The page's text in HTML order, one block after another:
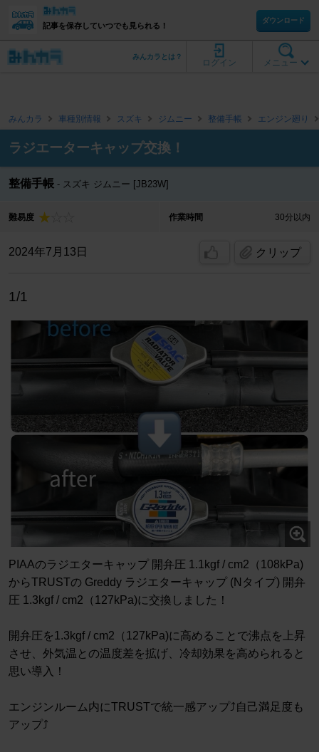
記事を保存していつでも見られる！
ダウンロード
メニュー
ログイン
みんカラとは？
みんカラ 車種別情報 スズキ ジムニー 整備手帳 エンジン廻り
ラジエーターキャップ交換！
整備手帳 スズキ ジムニー [JB23W]
難易度 作業時間 30分以内
2024年7月13日 クリップ
1/1
PIAAのラジエターキャップ 開弁圧 1.1kgf / cm2（108kPa)
からTRUSTの Greddy ラジエターキャップ (Nタイプ) 開弁
圧 1.3kgf / cm2（127kPa)に交換しました！
開弁圧を1.3kgf / cm2（127kPa)に高めることで沸点を上昇
させ、外気温との温度差を拡げ、冷却効果を高められると
思い導入！
エンジンルーム内にTRUSTで統一感アップ⤴︎自己満足度も
アップ⤴︎